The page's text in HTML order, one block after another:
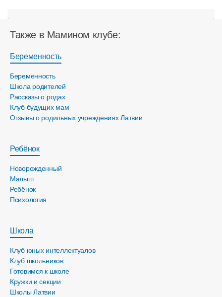
Также в Мамином клубе:
Беременность
Беременность
Школа родителей
Рассказы о родах
Клуб будущих мам
Отзывы о родильных учреждениях Латвии
Ребёнок
Новорожденный
Малыш
Ребёнок
Психология
Школа
Клуб юных интеллектуалов
Клуб школьников
Готовимся к школе
Кружки и секции
Школы Латвии